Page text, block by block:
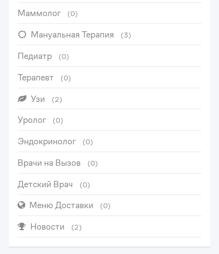
Маммолог (0)
Мануальная Терапия (3)
Педиатр (0)
Терапевт (0)
Узи (2)
Уролог (0)
Эндокринолог (0)
Врачи на Вызов (0)
Детский Врач (0)
Меню Доставки (0)
Новости (2)
0
3 0